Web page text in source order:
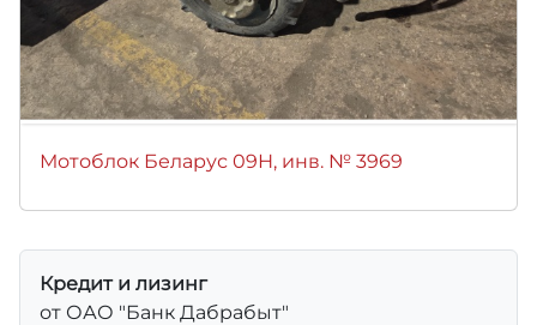
Мотоблок Беларус 09Н, инв. № 3969
Кредит и лизинг
от ОАО "Банк Дабрабыт"